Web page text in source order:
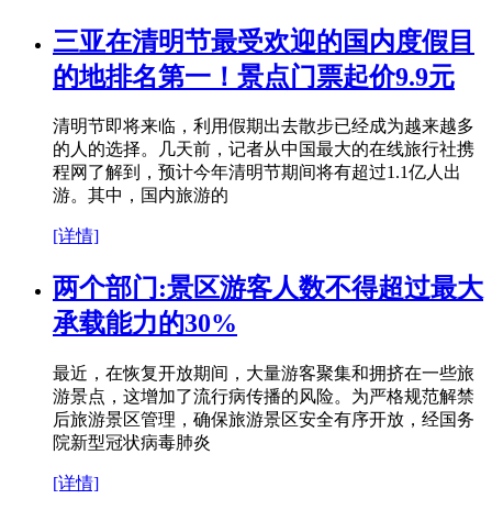
三亚在清明节最受欢迎的国内度假目
的地排名第一！景点门票起价9.9元
清明节即将来临，利用假期出去散步已经成为越来越多
的人的选择。几天前，记者从中国最大的在线旅行社携
程网了解到，预计今年清明节期间将有超过1.1亿人出
游。其中，国内旅游的
[详情]
两个部门:景区游客人数不得超过最大
承载能力的30%
最近，在恢复开放期间，大量游客聚集和拥挤在一些旅
游景点，这增加了流行病传播的风险。为严格规范解禁
后旅游景区管理，确保旅游景区安全有序开放，经国务
院新型冠状病毒肺炎
[详情]